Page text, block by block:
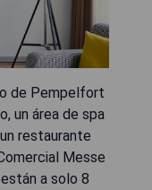
de Pempelfort
un área de spa
restaurante
Messe
a solo 8